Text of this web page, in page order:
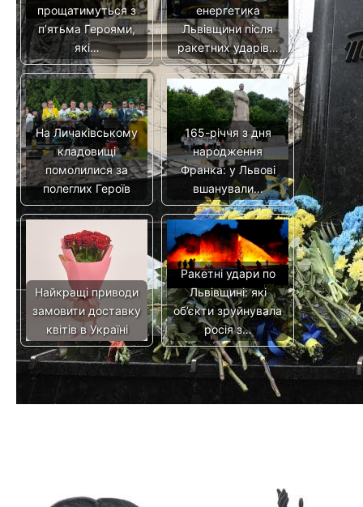
прощатимуться з
п’ятьма Героями,
які…
енергетика
Львівщини після
ракетних ударів…
На Личаківському
кладовищі
помолилися за
полеглих Героїв
165-річчя з дня
народження
Франка: у Львові
вшанували…
Найкращі приводи
замовити доставку
квітів в Україні
Ракетні удари по
Львівщині: які
об’єкти зруйнувала
росія з…
Предыдущая запись
экспертов
Следующая запись